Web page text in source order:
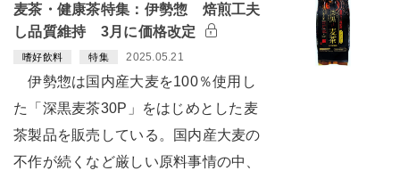
麦茶・健康茶特集：伊勢惣 焙煎工夫
し品質維持 3月に価格改定
嗜好飲料 特集 2025.05.21
伊勢惣は国内産大麦を100％使用し
た「深黒麦茶30P」をはじめとした麦
茶製品を販売している。国内産大麦の
不作が続くなど厳しい原料事情の中、